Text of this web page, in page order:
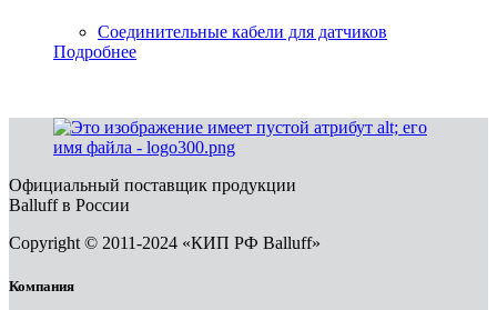
Соединительные кабели для датчиков
Подробнее
Официальный поставщик продукции
Balluff в России
Copyright © 2011-2024 «КИП РФ Balluff»
Компания